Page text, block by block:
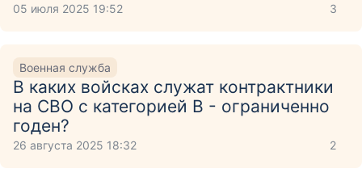
05 июля 2025 19:52 3
Военная служба
В каких войсках служат контрактники
на СВО с категорией В - ограниченно
годен?
26 августа 2025 18:32 2